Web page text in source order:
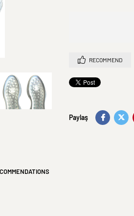
RECOMMEND
Paylaş